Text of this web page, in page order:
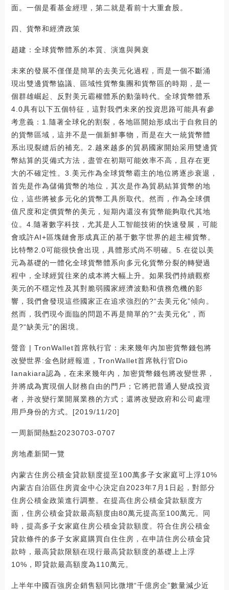
面。一個是看基金經理，第二就是看前十大重倉股。
四、貨幣和經濟政策
趙建：全球貨幣體系的本質、演進與興衰
未來的發展不僅僅是簡單的去美元化過程，而是一個不斷涌
現出雙邊貨幣協議、區域性貨幣集團和貨幣區的時期，是一
個群雄崛起、反對美元霸權體系的動蕩時代。全球貨幣體系
4.0具有以下五個特征，這對我們未來的投資思路可能具有參
考意義：1.隨著全球化的割裂，各地區開始形成出于自救目的
的貨幣區域，這并不是一個新鮮事物，而是在大一統貨幣體
系出現裂縫后的補充。2.越來越多的貿易國家開始采用雙邊貨
幣結算的災備式方法，盡管在初期可能效率不高，且存在更
大的不確定性。3.美元作為全球貨幣霸主的地位將逐步衰退，
首先是作為儲備貨幣的地位，其次是作為貿易結算貨幣的地
位，這些將被多元化的貨幣工具所取代。然而，作為全球價
值尺度和定價貨幣的美元，短期內還沒有貨幣能夠取代其地
位。4.隨著數字科技，尤其是人工智能技術的快速發展，可能
會或許AI+區塊鏈會形成真正的基于數字世界的超主權貨幣。
比特幣2.0可能很快會出現，具體形式尚不明確。5.在從以美
元為基礎的一體化全球貨幣體系向多元化貨幣分裂的轉變過
程中，全球經貿往來的成本將大幅上升。如果我們持續觀察
美元的不穩定性及其對脆弱國家經濟波動和債務危機的影
響，我們會發現這些國家正在追求強烈的?“去美元化”傾向。
然而，我們現今面臨的問題不再是簡單的?“去美元化”，而
是?“缺美元”的困境。
聲音 | TronWallet首席執行官：未來幾年內加密貨幣錢包將
改變世界:金色財經報道，TronWallet首席執行官Dio
Ianakiara認為，在未來幾年內，加密貨幣錢包將改變世界，
并將成為實現個人財務自由的門戶；它將把普通人變成投資
者，并改變行業開展業務的方式；還將改變政府和公司處理
用戶身份的方式。[2019/11/20]
一周新聞熱點20230703-0707
房地產新聞一覽
內蒙古住房公積金貸款額度提至100萬多子女家庭可上浮10%
內蒙古自治區住房資金中心決定自2023年7月1日起，對部分
住房公積金政策進行調整。在提高住房公積金貸款額度方
面，住房公積金貸款最高額度由80萬元提高至100萬元。同
時，提高多子女家庭住房公積金貸款額度。符合住房公積金
貸款條件的多子女家庭購買自住住房，在申請住房公積金貸
款時，最高貸款限額在現行最高貸款額度的基礎上上浮
10%，即貸款最高額度為110萬元。
上半年中國百強房企銷售額同比微增“千億房企”數量減少近